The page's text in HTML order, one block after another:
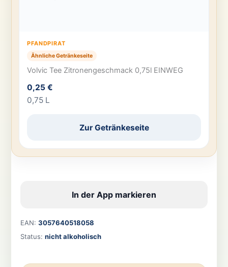
PFANDPIRAT
Ähnliche Getränkeseite
Volvic Tee Zitronengeschmack 0,75l EINWEG
0,25 €
0,75 L
Zur Getränkeseite
In der App markieren
EAN: 3057640518058
Status: nicht alkoholisch